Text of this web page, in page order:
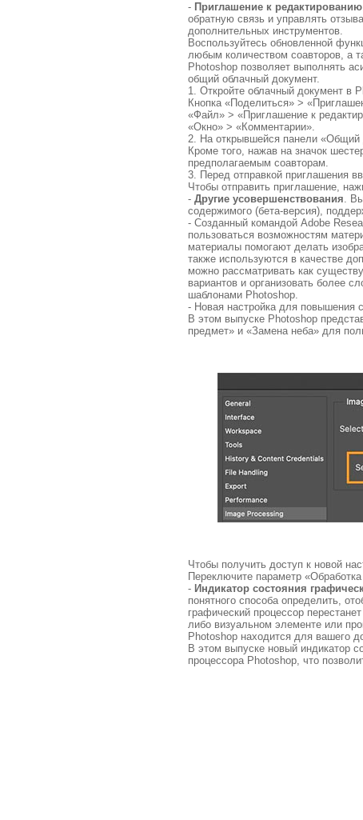
- Приглашение к редактированию
обратную связь и управлять
дополнительных инструментов.
Воспользуйтесь обновленной
любым количеством соавторов, а
Photoshop позволяет выполнять
общий облачный документ.
1. Откройте облачный документ в
Кнопка «Поделиться» >
«Файл» > «Приглашение к
«Окно» > «Комментарии».
2. На открывшейся панели «Общий
Кроме того, нажав на значок
предполагаемым соавторам.
3. Перед отправкой приглашения
Чтобы отправить приглашение,
-Другие усовершенствования.
содержимого (бета-версия),
- Созданный командой Adobe
пользоваться возможностям
материалы помогают делать
также используются в качестве
можно рассматривать как
вариантов и организовать более
шаблонами Photoshop.
- Новая настройка для повышения
В этом выпуске Photoshop
предмет» и «Замена неба» для
Чтобы получить доступ к новой
Переключите параметр
- Индикатор состояния
понятного способа определить,
графический процессор
либо визуальном элементе или
Photoshop находится для вашего
В этом выпуске новый индикатор
процессора Photoshop, что